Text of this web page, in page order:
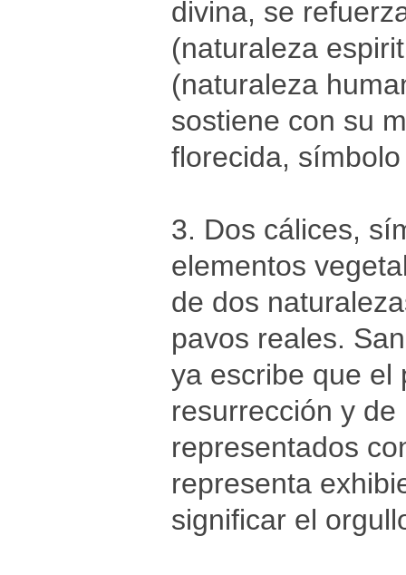
divina, se
(naturaleza
(naturaleza
sostiene con su
florecida,
3. Dos cálices,
elementos
de dos
pavos reales.
ya escribe que el
resurrección y
representados
representa
significar el